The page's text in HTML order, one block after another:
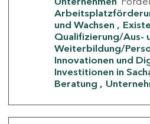
und Wachsen
Qualifizierung/Aus-
Weiterbildung/
Innovationen und
Investitionen in
Beratung